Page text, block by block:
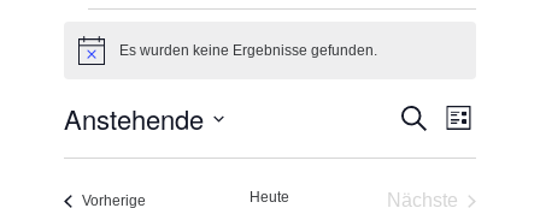
HinweisEs wurden keine Ergebnisse gefunden.
Suche
und
Navigation
Suche
Liste
Anstehende
Vorherige VeranstaltungenHeute
Nächste